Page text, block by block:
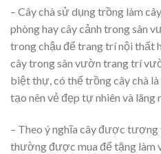
– Cây chà sử dụng trồng làm
phòng hay cây cảnh trong sân
trong chậu để trang trí nội thất
cây trong sân vườn trang trí
biệt thự, có thể trồng cây chà là
tạo nên vẻ đẹp tự nhiên và lãng
– Theo ý nghĩa cây được
thường được mua để tặng làm